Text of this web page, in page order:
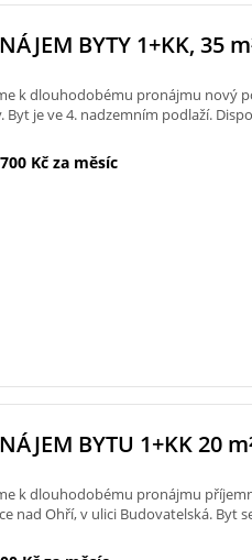
BYTY 1+KK, 35
k dlouhodobému pronájmu nový
Byt je ve 4. nadzemním podlaží.
Kč za měsíc
BYTU 1+KK 20
k dlouhodobému pronájmu
nad Ohří, v ulici Budovatelská. Byt